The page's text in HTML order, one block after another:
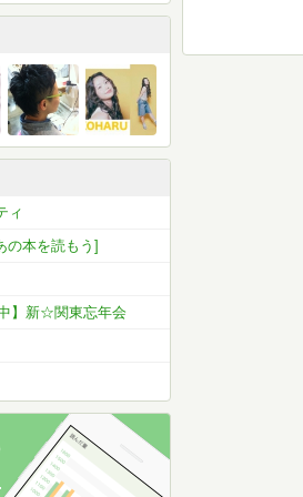
ィ
の本を読もう]
】新☆関東忘年会